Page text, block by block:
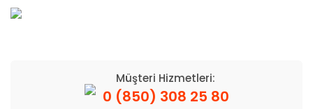
Müşteri Hizmetleri:
0 (850) 308 25 80